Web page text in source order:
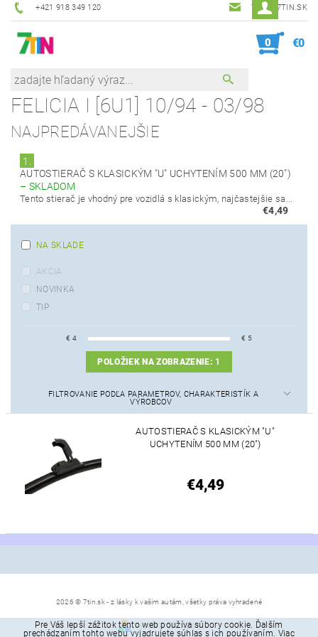
+421 918 349 120 7TIN@7TIN.SK
0 €0
FELICIA I [6U1] 10/94 - 03/98
NAJPREDÁVANEJŠIE
1.
AUTOSTIERAČ S KLASICKÝM "U" UCHYTENÍM 500 MM (20")
– SKLADOM
Tento stierač je vhodný pre vozidlá s klasickým, najčastejšie sa...
€4,49
NA SKLADE
AKCIA
NOVINKA
TIP
€ 4 € 5
POLOŽIEK NA ZOBRAZENIE: 1
FILTROVANIE PODĽA PARAMETROV, CHARAKTERISTÍK A
VÝROBCOV
AUTOSTIERAČ S KLASICKÝM "U"
UCHYTENÍM 500 MM (20")
€4,49
2026 © 7tin.sk - z lásky k vašim autám, všetky práva vyhradené
Vytvoril Shoptet
Pre Váš lepší zážitok tento web používa súbory cookie. Ďalším
prechádzaním tohto webu vyjadrujete súhlas s ich používaním. Viac